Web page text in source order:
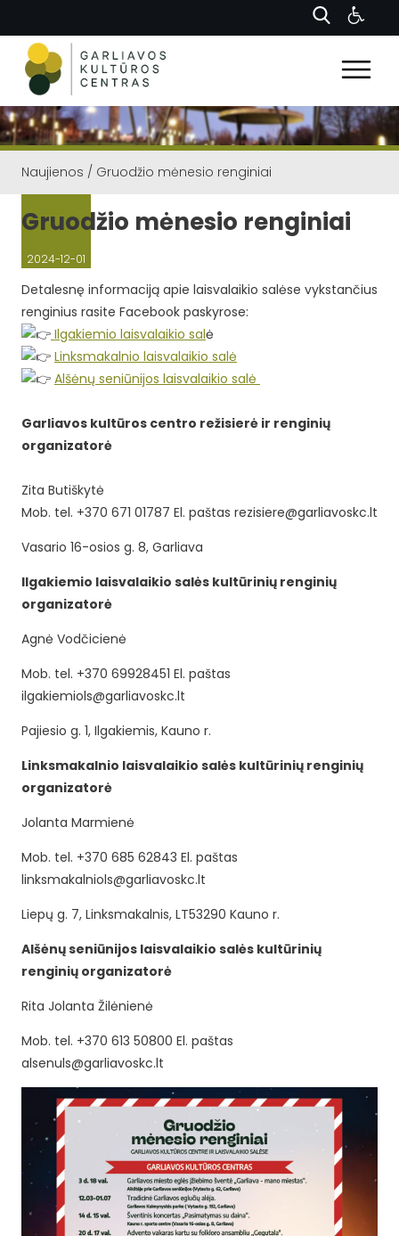
Naujienos / Gruodžio mėnesio renginiai
Gruodžio mėnesio renginiai
2024-12-01
Detalesnę informaciją apie laisvalaikio salėse vykstančius
renginius rasite Facebook paskyrose:
Ilgakiemio laisvalaikio salė
Linksmakalnio laisvalaikio salė
Alšėnų seniūnijos laisvalaikio salė
Garliavos kultūros centro režisierė ir renginių
organizatorė
Zita Butiškytė
Mob. tel. +370 671 01787 El. paštas rezisiere@garliavoskc.lt
Vasario 16-osios g. 8, Garliava
Ilgakiemio laisvalaikio salės kultūrinių renginių
organizatorė
Agnė Vodčicienė
Mob. tel. +370 69928451 El. paštas
ilgakiemiols@garliavoskc.lt
Pajiesio g. 1, Ilgakiemis, Kauno r.
Linksmakalnio laisvalaikio salės kultūrinių renginių
organizatorė
Jolanta Marmienė
Mob. tel. +370 685 62843 El. paštas
linksmakalniols@garliavoskc.lt
Liepų g. 7, Linksmakalnis, LT53290 Kauno r.
Alšėnų seniūnijos laisvalaikio salės kultūrinių
renginių organizatorė
Rita Jolanta Žilėnienė
Mob. tel. +370 613 50800 El. paštas
alsenuls@garliavoskc.lt